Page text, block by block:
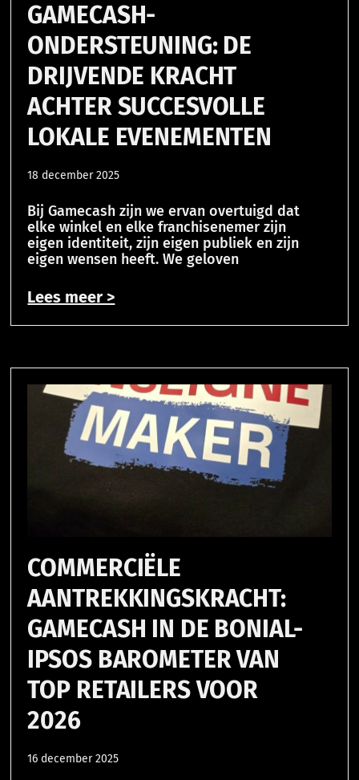
GAMECASH-
ONDERSTEUNING: DE
DRIJVENDE KRACHT
ACHTER SUCCESVOLLE
LOKALE EVENEMENTEN
18 december 2025
Bij Gamecash zijn we ervan overtuigd dat
elke winkel en elke franchisenemer zijn
eigen identiteit, zijn eigen publiek en zijn
eigen wensen heeft. We geloven
Lees meer >
COMMERCIËLE
AANTREKKINGSKRACHT:
GAMECASH IN DE BONIAL-
IPSOS BAROMETER VAN
TOP RETAILERS VOOR
2026
16 december 2025